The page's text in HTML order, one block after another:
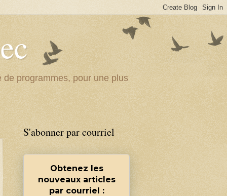
programmes, pour une plus
S'abonner par courriel
Obtenez les
nouveaux articles
par courriel :